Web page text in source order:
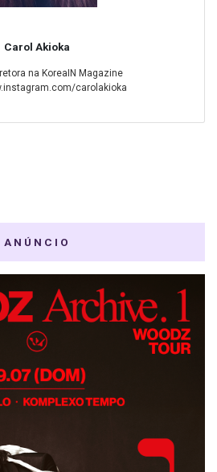
Carol Akioka
na KoreaIN Magazine
carolakioka
ANÚNCIO